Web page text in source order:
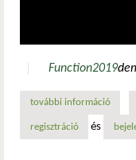
Function2019
további információmost
regisztráció és